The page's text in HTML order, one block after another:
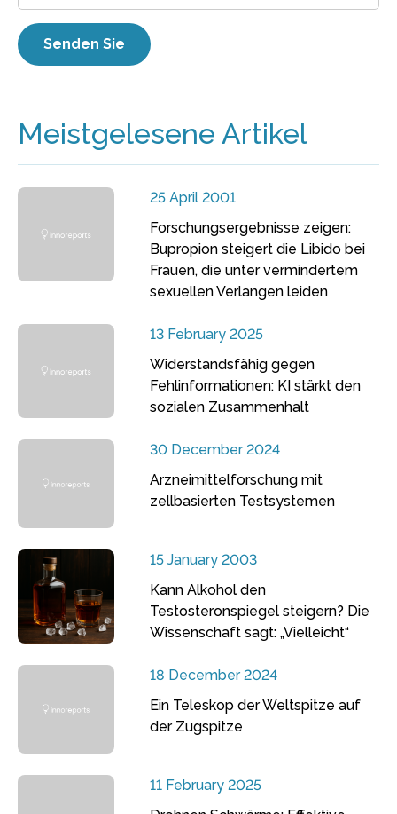
Meistgelesene Artikel
25 April 2001
Forschungsergebnisse zeigen:
Bupropion steigert die Libido bei
Frauen, die unter vermindertem
sexuellen Verlangen leiden
13 February 2025
Widerstandsfähig gegen
Fehlinformationen: KI stärkt den
sozialen Zusammenhalt
30 December 2024
Arzneimittelforschung mit
zellbasierten Testsystemen
15 January 2003
Kann Alkohol den
Testosteronspiegel steigern? Die
Wissenschaft sagt: „Vielleicht“
18 December 2024
Ein Teleskop der Weltspitze auf
der Zugspitze
11 February 2025